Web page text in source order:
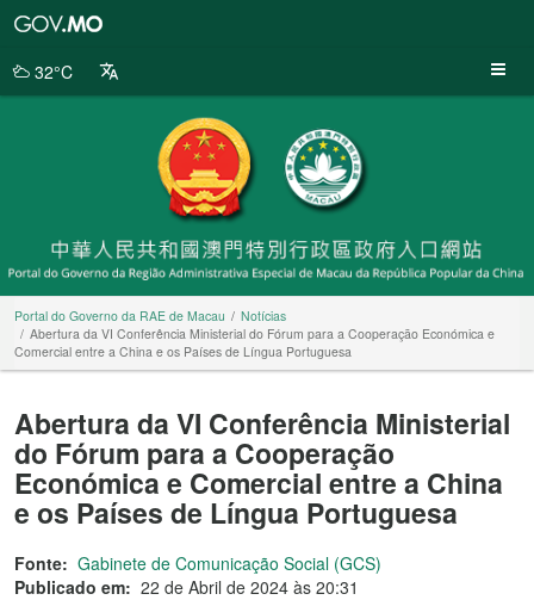
da
32°C
Portal do Governo da RAE de Macau
Notícias
Abertura da VI Conferência Ministerial do Fórum para a Cooperação Económica e
Comercial entre a China e os Países de Língua Portuguesa
Abertura da VI Conferência Ministerial
do Fórum para a Cooperação
Económica e Comercial entre a China
e os Países de Língua Portuguesa
Fonte: Gabinete de Comunicação Social (GCS)
Publicado em: 22 de Abril de 2024 às 20:31